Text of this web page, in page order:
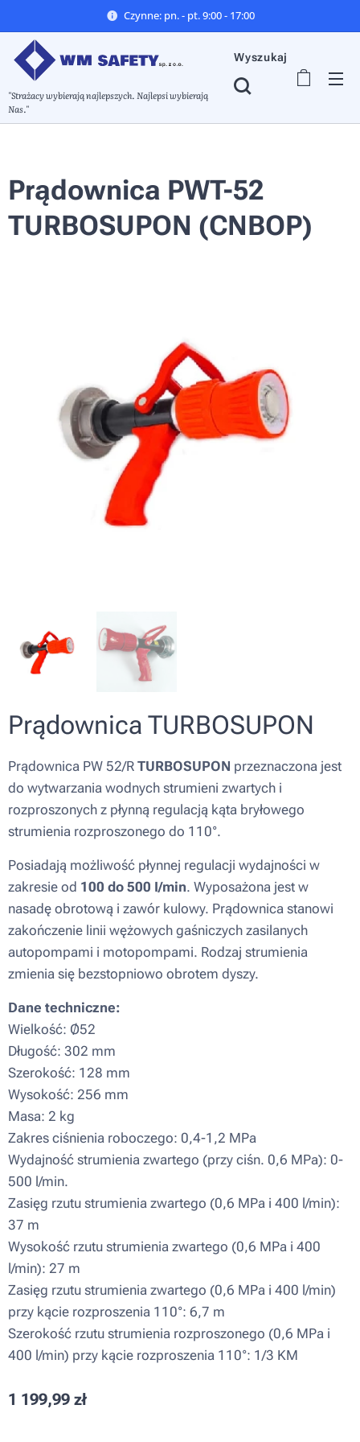
Czynne: pn. - pt. 9:00 - 17:00
"Strażacy wybierają najlepszych. Najlepsi wybierają
Nas."
Wyszukaj
Prądownica PWT-52
TURBOSUPON (CNBOP)
Prądownica TURBOSUPON
Prądownica PW 52/R TURBOSUPON przeznaczona jest
do wytwarzania wodnych strumieni zwartych i
rozproszonych z płynną regulacją kąta bryłowego
strumienia rozproszonego do 110°.
Posiadają możliwość płynnej regulacji wydajności w
zakresie od 100 do 500 I/min. Wyposażona jest w
nasadę obrotową i zawór kulowy. Prądownica stanowi
zakończenie linii wężowych gaśniczych zasilanych
autopompami i motopompami. Rodzaj strumienia
zmienia się bezstopniowo obrotem dyszy.
Dane techniczne:
Wielkość: Ø52
Długość: 302 mm
Szerokość: 128 mm
Wysokość: 256 mm
Masa: 2 kg
Zakres ciśnienia roboczego: 0,4-1,2 MPa
Wydajność strumienia zwartego (przy ciśn. 0,6 MPa): 0-
500 l/min.
Zasięg rzutu strumienia zwartego (0,6 MPa i 400 l/min):
37 m
Wysokość rzutu strumienia zwartego (0,6 MPa i 400
l/min): 27 m
Zasięg rzutu strumienia zwartego (0,6 MPa i 400 l/min)
przy kącie rozproszenia 110°: 6,7 m
Szerokość rzutu strumienia rozproszonego (0,6 MPa i
400 l/min) przy kącie rozproszenia 110°: 1/3 KM
1 199,99 zł